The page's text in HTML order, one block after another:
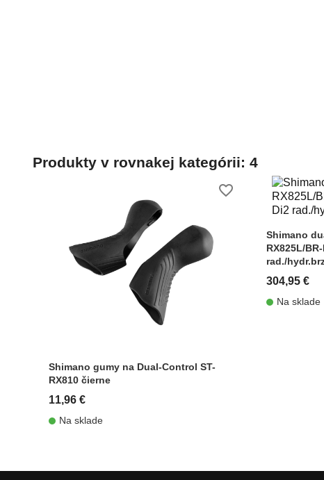
Produkty v rovnakej kategórii: 4
Shimano gumy na Dual-Control ST-
RX810 čierne
11,96 €
Na sklade
favorite_border
Shimano
RX825L/
rad./
304,95 €
Na sklade